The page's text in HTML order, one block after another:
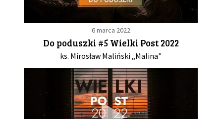
6 marca 2022
Do poduszki #5 Wielki Post 2022
ks. Mirosław Maliński „Malina"